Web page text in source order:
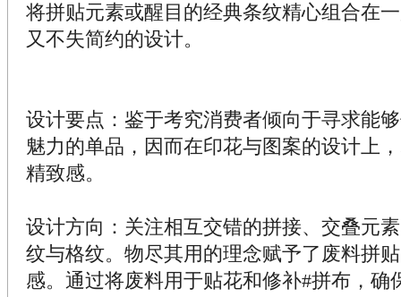
将拼贴元素或醒目的经典条纹精心组合在
又不失简约的设计。
设计要点：鉴于考究消费者倾向于寻求能
魅力的单品，因而在印花与图案的设计上
精致感。
设计方向：关注相互交错的拼接、交叠元
纹与格纹。物尽其用的理念赋予了废料拼
感。通过将废料用于贴花和修补#拼布，确